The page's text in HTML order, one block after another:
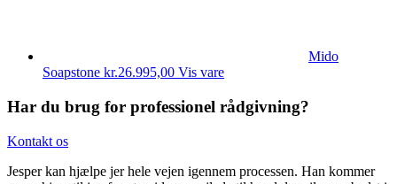
Mido
Soapstone kr.26.995,00 Vis vare
Har du brug for professionel rådgivning?
Kontakt os
Jesper kan hjælpe jer hele vejen igennem processen. Han kommer